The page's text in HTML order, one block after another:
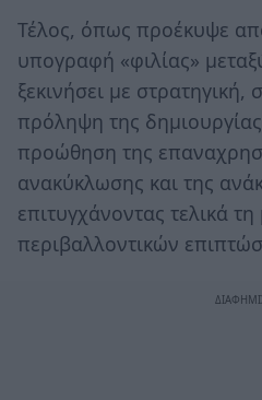
Τέλος, όπως προέκυψε
υπογραφή «φιλίας»
ξεκινήσει με στρατηγική,
πρόληψη της
προώθηση της
ανακύκλωσης και της
επιτυγχάνοντας τελικά
περιβαλλοντικών